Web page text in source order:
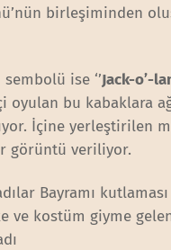
birleşiminden
ise ‘’Jack-o’-
oyulan bu kabaklara
İçine yerleştirilen
görüntü veriliyor.
Bayramı kutlaması
ve kostüm giyme